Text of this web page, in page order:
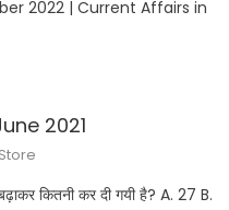
2022 | Current Affairs in
2021
कितनी कर दी गयी है? A. 27 B.